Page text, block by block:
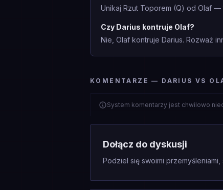
Unikaj Rzut Toporem (Q) od Olaf
Czy Darius kontruje Olaf?
Nie, Olaf kontruje Darius. Rozważ
KOMENTARZE — DARIUS VS
System komentarzy jest chwilowo
Dołącz do dyskusji
Podziel się swoimi